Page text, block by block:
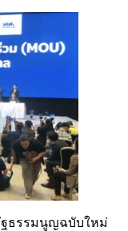
ฐธรรมนูญฉบับใหม่